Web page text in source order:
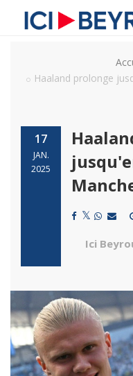
Haaland prolonge
17
JAN.
2025
Ici